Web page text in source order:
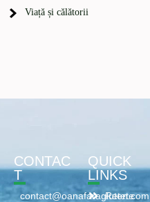
Viață și călătorii
CONTAC
T
contact@oanafaragluten.com
QUICK
LINKS
Retete